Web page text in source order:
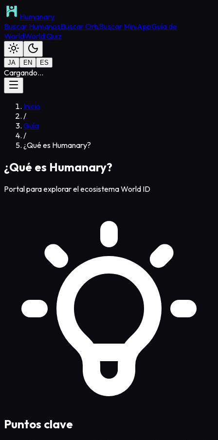
Humanary
Buscar HumanosBuscar OrbBuscar MiniAppGuía de
WorldWorld Quiz
JA EN ES
Cargando...
Inicio
/
Guía
/
¿Qué es Humanary?
¿Qué es Humanary?
Portal para explorar el ecosistema World ID
Puntos clave